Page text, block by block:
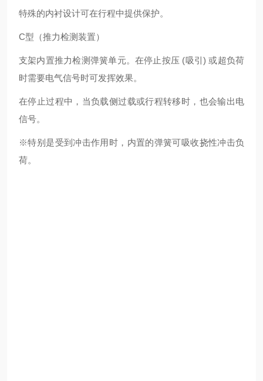
特殊的内衬设计可在行程中提供保护。
C型（推力检测装置）
支架内置推力检测弹簧单元。在停止按压 (吸引) 或超负荷
时需要电气信号时可发挥效果。
在停止过程中，当负载侧过载或行程转移时，也会输出电
信号。
※特别是受到冲击作用时，内置的弹簧可吸收挠性冲击负
荷。